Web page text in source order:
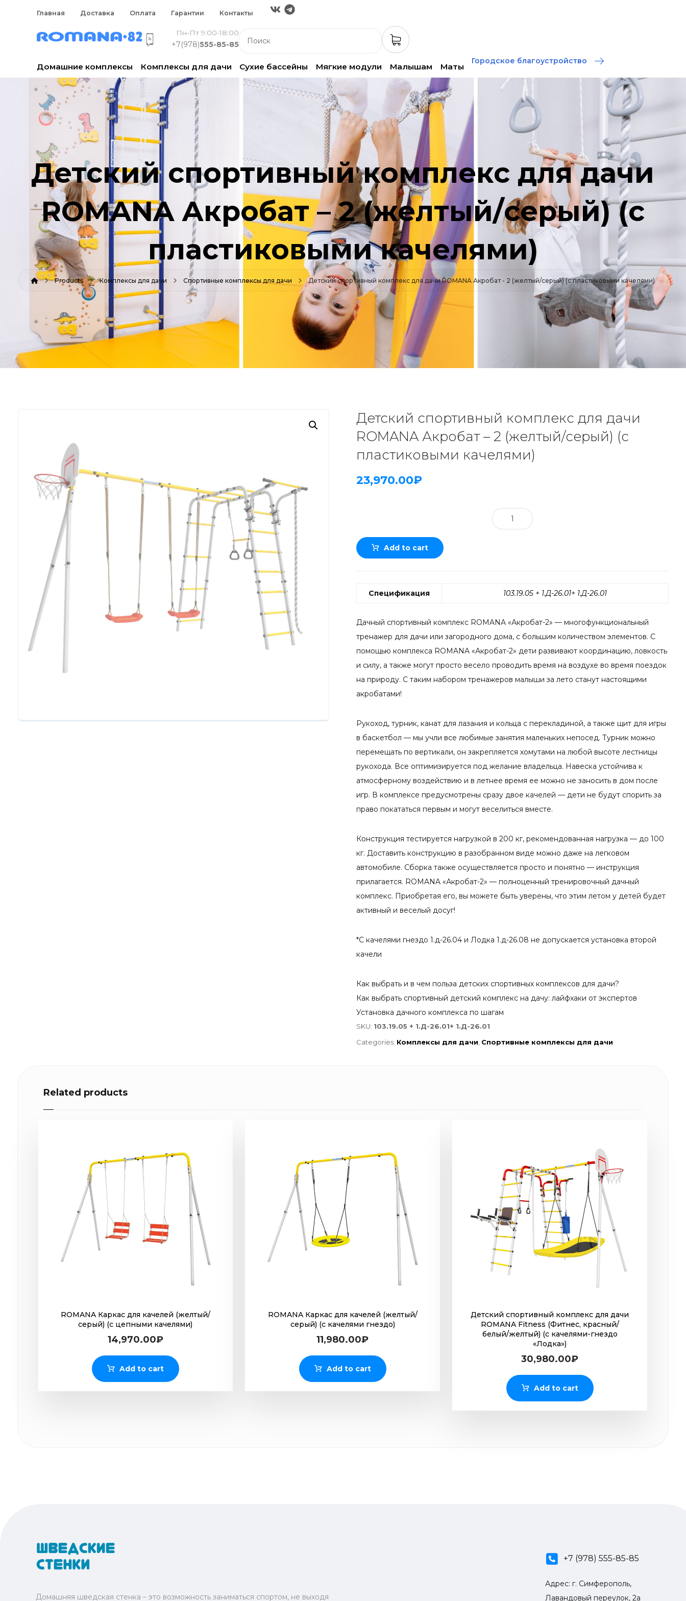
Главная Доставка Оплата Гарантии Контакты
Пн-Пт 9:00-18:00
+7(978)555-85-85
Домашние комплексы Комплексы для дачи Сухие бассейны Мягкие модули Малышам Маты
Городское благоустройство
Детский спортивный комплекс для дачи
ROMANA Акробат – 2 (желтый/серый) (с
пластиковыми качелями)
Products Комплексы для дачи Спортивные комплексы для дачи Детский спортивный комплекс для дачи ROMANA Акробат - 2 (желтый/серый) (с пластиковыми качелями)
Детский спортивный комплекс для дачи
ROMANA Акробат – 2 (желтый/серый) (с
пластиковыми качелями)
23,970.00₽
Add to cart
Спецификация 103.19.05 + 1.Д-26.01+ 1.Д-26.01
Дачный спортивный комплекс ROMANA «Акробат-2» — многофункциональный
тренажер для дачи или загородного дома, с большим количеством элементов. С
помощью комплекса ROMANA «Акробат-2» дети развивают координацию, ловкость
и силу, а также могут просто весело проводить время на воздухе во время поездок
на природу. С таким набором тренажеров малыши за лето станут настоящими
акробатами!
Рукоход, турник, канат для лазания и кольца с перекладиной, а также щит для игры
в баскетбол — мы учли все любимые занятия маленьких непосед. Турник можно
перемещать по вертикали, он закрепляется хомутами на любой высоте лестницы
рукохода. Все оптимизируется под желание владельца. Навеска устойчива к
атмосферному воздействию и в летнее время ее можно не заносить в дом после
игр. В комплексе предусмотрены сразу двое качелей — дети не будут спорить за
право покататься первым и могут веселиться вместе.
Конструкция тестируется нагрузкой в 200 кг, рекомендованная нагрузка — до 100
кг. Доставить конструкцию в разобранном виде можно даже на легковом
автомобиле. Сборка также осуществляется просто и понятно — инструкция
прилагается. ROMANA «Акробат-2» — полноценный тренировочный дачный
комплекс. Приобретая его, вы можете быть уверены, что этим летом у детей будет
активный и веселый досуг!
*С качелями гнездо 1.д-26.04 и Лодка 1.д-26.08 не допускается установка второй
качели
Как выбрать и в чем польза детских спортивных комплексов для дачи?
Как выбрать спортивный детский комплекс на дачу: лайфхаки от экспертов
Установка дачного комплекса по шагам
SKU: 103.19.05 + 1.Д-26.01+ 1.Д-26.01
Categories: Комплексы для дачи Спортивные комплексы для дачи
Related products
ROMANA Каркас для качелей (желтый/
серый) (с цепными качелями)
14,970.00₽
Add to cart
ROMANA Каркас для качелей (желтый/
серый) (с качелями гнездо)
11,980.00₽
Add to cart
Детский спортивный комплекс для дачи
ROMANA Fitness (Фитнес, красный/
белый/желтый) (с качелями-гнездо
«Лодка»)
30,980.00₽
Add to cart
Домашняя шведская стенка – это возможность заниматься спортом, не выходя
+7 (978) 555-85-85
Адрес: г. Симферополь,
Лавандовый переулок, 2а